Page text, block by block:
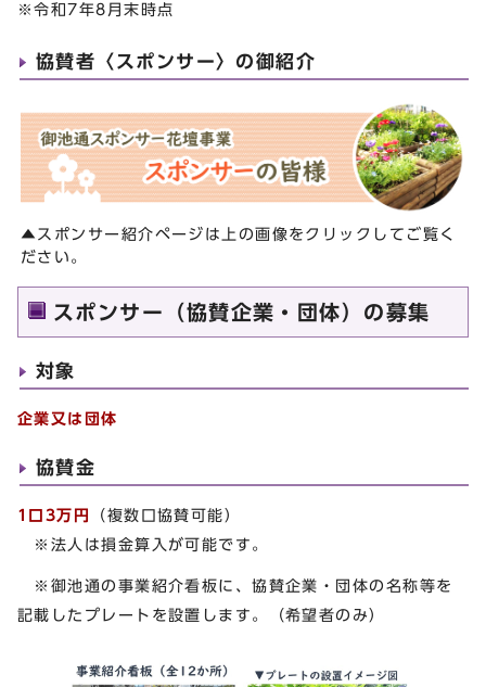
※令和7年8月末時点
協賛者〈スポンサー〉の御紹介
▲スポンサー紹介ページは上の画像をクリックしてご覧く
ださい。
スポンサー（協賛企業・団体）の募集
対象
企業又は団体
協賛金
1口3万円
（複数口協賛可能）
※法人は損金算入が可能です。
※御池通の事業紹介看板に、協賛企業・団体の名称等を
記載したプレートを設置します。（希望者のみ）